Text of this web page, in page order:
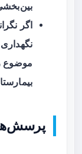
اگر
موضوع